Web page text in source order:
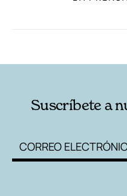
Suscríbete a